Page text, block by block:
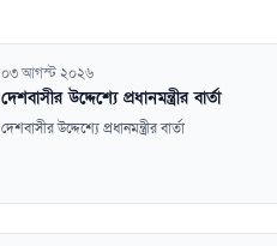
০৩ আগস্ট ২০২৬
দেশবাসীর উদ্দেশ্যে প্রধানমন্ত্রীর বার্তা
দেশবাসীর উদ্দেশ্যে প্রধানমন্ত্রীর বার্তা